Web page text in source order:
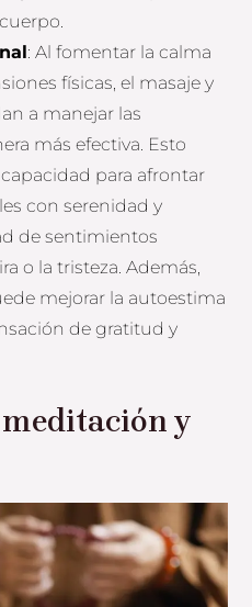
: Al fomentar la calma
físicas, el masaje y
a manejar las
más efectiva. Esto
para afrontar
con serenidad y
de sentimientos
o la tristeza. Además,
mejorar la autoestima
de gratitud y
y